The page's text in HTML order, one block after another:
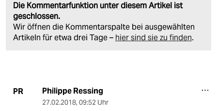
Die Kommentarfunktion unter diesem Artikel ist
geschlossen.
Wir öffnen die Kommentarspalte bei ausgewählten
Artikeln für etwa drei Tage – hier sind sie zu finden.
PR Philippe Ressing
27.02.2018, 09:52 Uhr